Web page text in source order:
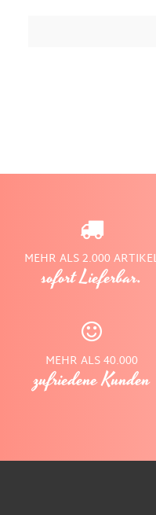
feine Maserung des
MEHR ALS 2.000
sofort Lieferbar.
MEHR ALS 40.000
zufriedene Kunden